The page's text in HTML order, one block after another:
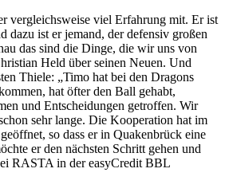
vergleichsweise viel Erfahrung mit. Er ist
dazu ist er jemand, der defensiv großen
das sind die Dinge, die wir uns von
Held über seinen Neuen. Und
Thiele: „Timo hat bei den Dragons
hat öfter den Ball gehabt,
und Entscheidungen getroffen. Wir
sehr lange. Die Kooperation hat im
so dass er in Quakenbrück eine
er den nächsten Schritt gehen und
RASTA in der easyCredit BBL